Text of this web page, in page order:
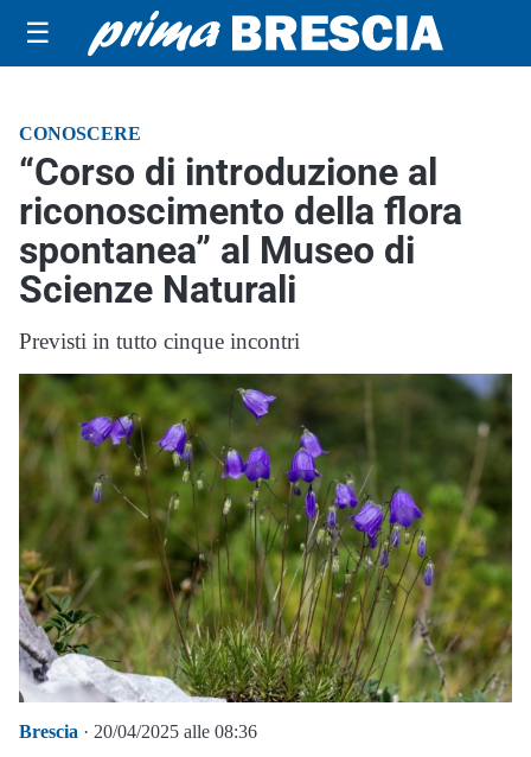
☰
CONOSCERE
“Corso di introduzione al
riconoscimento della flora
spontanea” al Museo di
Scienze Naturali
Previsti in tutto cinque incontri
Brescia · 20/04/2025 alle 08:36